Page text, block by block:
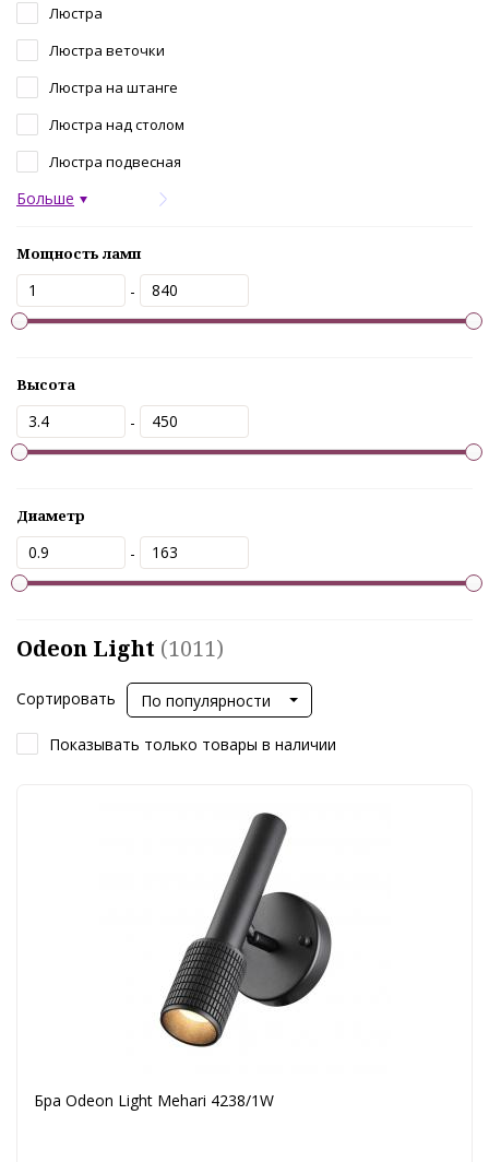
Люстра
Люстра веточки
Люстра на штанге
Люстра над столом
Люстра подвесная
Больше
Мощность ламп
-
Высота
-
Диаметр
-
Odeon Light (1011)
Сортировать По популярности
Показывать только товары в наличии
Бра Odeon Light Mehari 4238/1W